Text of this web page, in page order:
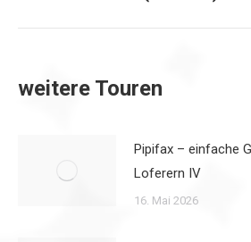
weitere Touren
Pipifax – einfache
Loferern IV
16. Mai 2026